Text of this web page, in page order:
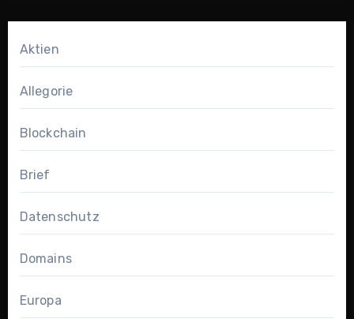
Aktien
Allegorie
Blockchain
Brief
Datenschutz
Domains
Europa